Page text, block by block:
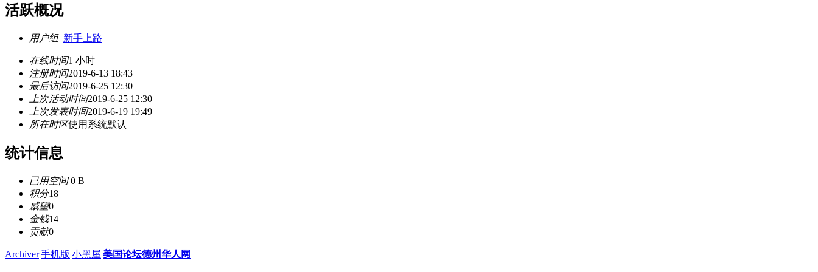
活跃概况
用户组 新手上路
在线时间1 小时
注册时间2019-6-13 18:43
最后访问2019-6-25 12:30
上次活动时间2019-6-25 12:30
上次发表时间2019-6-19 19:49
所在时区使用系统默认
统计信息
已用空间0 B
积分18
威望0
金钱14
贡献0
Archiver|手机版|小黑屋|美国论坛德州华人网